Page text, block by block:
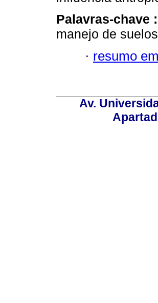
Palavras-chave :
manejo de
· resumo
Av.